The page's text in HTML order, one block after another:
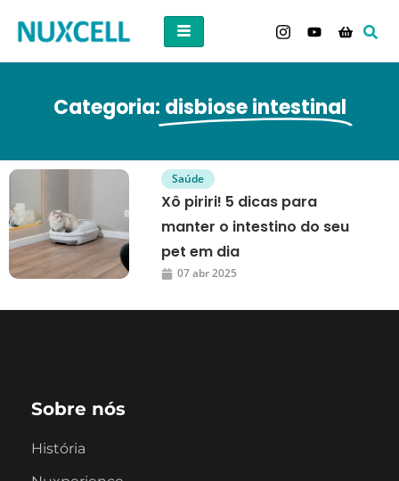
Categoria: disbiose intestinal
Saúde
Xô piriri! 5 dicas para
manter o intestino do seu
pet em dia
07 abr 2025
Sobre nós
História